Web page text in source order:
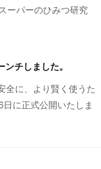
ーパーのひみつ研究
チしました。
全に、より賢く使うた
に正式公開いたしま